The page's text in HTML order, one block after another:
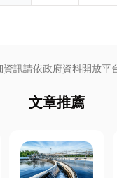
訊請依政府資料開放平
文章推薦